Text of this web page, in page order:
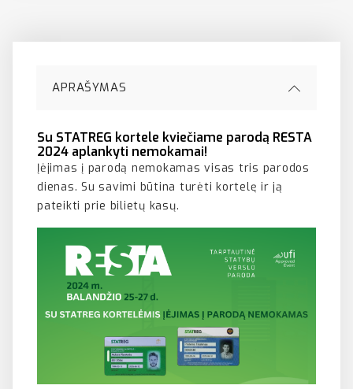
APRAŠYMAS
Su STATREG kortele kviečiame parodą RESTA
2024 aplankyti nemokamai!
Įėjimas į parodą nemokamas visas tris parodos
dienas. Su savimi būtina turėti kortelę ir ją
pateikti prie bilietų kasų.